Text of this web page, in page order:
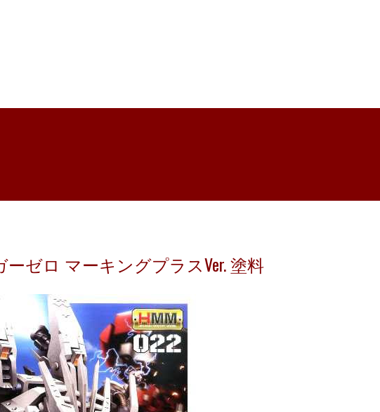
ーゼロ マーキングプラスVer. 塗料